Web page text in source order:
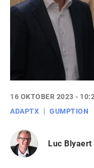
16 OKTOBER 2023 -
ADAPTX
GUMPTION
Luc Blyaert